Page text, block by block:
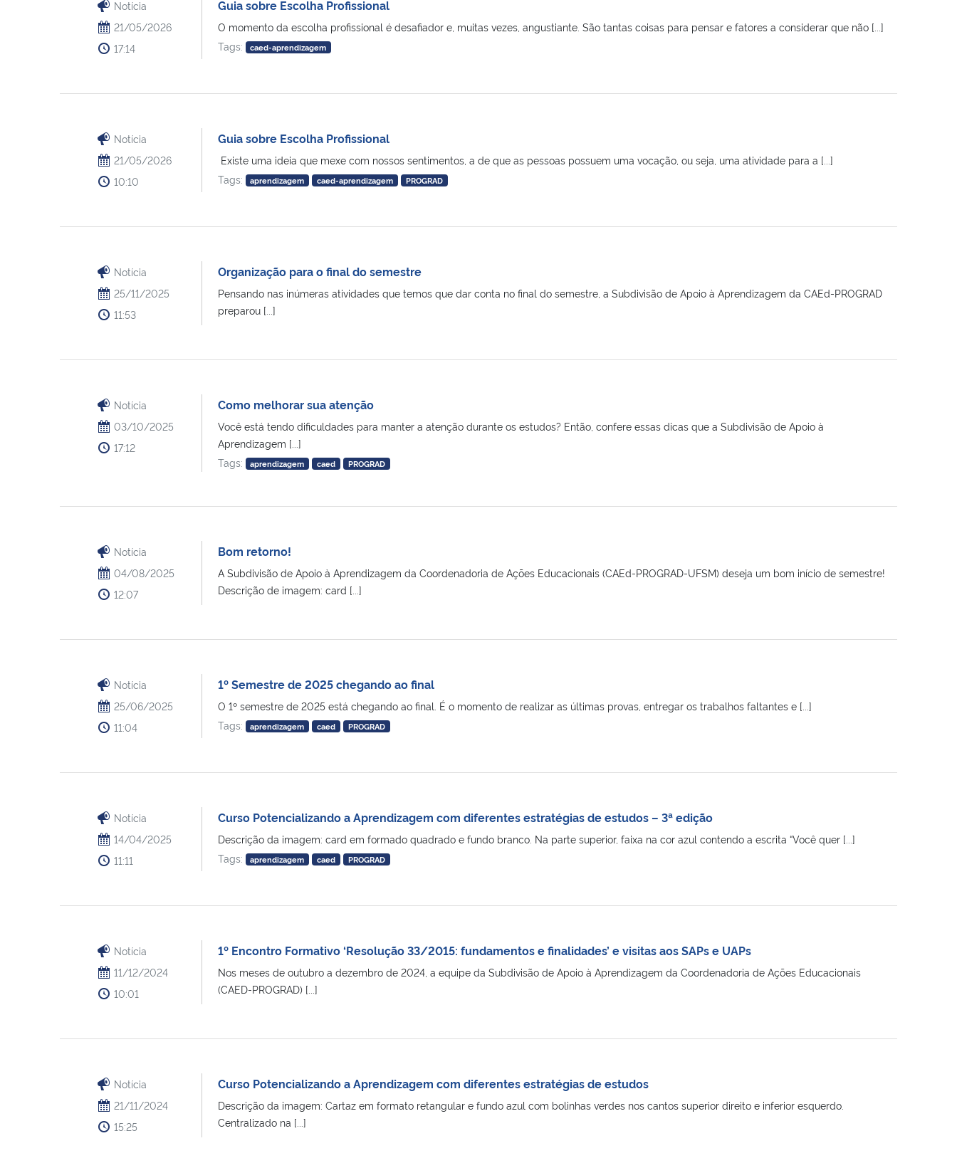
Notícia
21/05/2026
17:14
Guia sobre Escolha Profissional
O momento da escolha profissional é desafiador e, muitas vezes, angustiante. São tantas coisas para pensar e fatores a considerar que não [...]
Tags:
caed-aprendizagem
Notícia
21/05/2026
10:10
Guia sobre Escolha Profissional
Existe uma ideia que mexe com nossos sentimentos, a de que as pessoas possuem uma vocação, ou seja, uma atividade para a [...]
Tags:
aprendizagem caed-aprendizagem PROGRAD
Notícia
25/11/2025
11:53
Organização para o final do semestre
Pensando nas inúmeras atividades que temos que dar conta no final do semestre, a Subdivisão de Apoio à Aprendizagem da CAEd-PROGRAD
preparou [...]
Notícia
03/10/2025
17:12
Como melhorar sua atenção
Você está tendo dificuldades para manter a atenção durante os estudos? Então, confere essas dicas que a Subdivisão de Apoio à
Aprendizagem [...]
Tags:
aprendizagem caed PROGRAD
Notícia
04/08/2025
12:07
Bom retorno!
A Subdivisão de Apoio à Aprendizagem da Coordenadoria de Ações Educacionais (CAEd-PROGRAD-UFSM) deseja um bom início de semestre!
Descrição de imagem: card [...]
Notícia
25/06/2025
11:04
1º Semestre de 2025 chegando ao final
O 1º semestre de 2025 está chegando ao final. É o momento de realizar as últimas provas, entregar os trabalhos faltantes e [...]
Tags:
aprendizagem caed PROGRAD
Notícia
14/04/2025
11:11
Curso Potencializando a Aprendizagem com diferentes estratégias de estudos – 3ª edição
Descrição da imagem: card em formado quadrado e fundo branco. Na parte superior, faixa na cor azul contendo a escrita “Você quer [...]
Tags:
aprendizagem caed PROGRAD
Notícia
11/12/2024
10:01
1º Encontro Formativo ‘Resolução 33/2015: fundamentos e finalidades’ e visitas aos SAPs e UAPs
Nos meses de outubro a dezembro de 2024, a equipe da Subdivisão de Apoio à Aprendizagem da Coordenadoria de Ações Educacionais
(CAED-PROGRAD) [...]
Notícia
21/11/2024
15:25
Curso Potencializando a Aprendizagem com diferentes estratégias de estudos
Descrição da imagem: Cartaz em formato retangular e fundo azul com bolinhas verdes nos cantos superior direito e inferior esquerdo.
Centralizado na [...]